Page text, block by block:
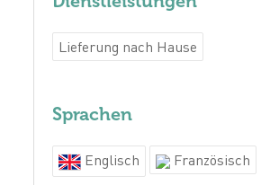
Lieferung nach Hause
Sprachen
Englisch Französisch